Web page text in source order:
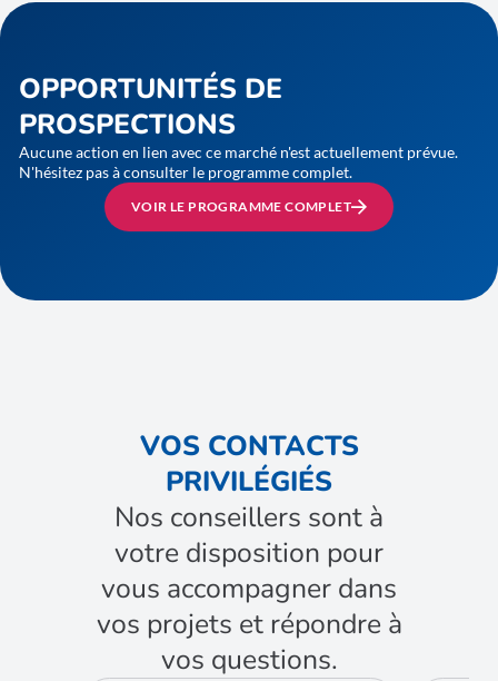
OPPORTUNITÉS DE
PROSPECTIONS
Aucune action en lien avec ce marché n'est actuellement prévue.
N'hésitez pas à consulter le programme complet.
VOIR LE PROGRAMME COMPLET
VOS CONTACTS
PRIVILÉGIÉS
Nos conseillers sont à
votre disposition pour
vous accompagner dans
vos projets et répondre à
vos questions.